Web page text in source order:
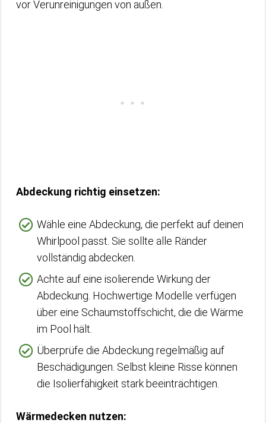
vor Verunreinigungen von außen.
Abdeckung richtig einsetzen:
Wähle eine Abdeckung, die perfekt auf deinen
Whirlpool passt. Sie sollte alle Ränder
vollständig abdecken.
Achte auf eine isolierende Wirkung der
Abdeckung. Hochwertige Modelle verfügen
über eine Schaumstoffschicht, die die Wärme
im Pool hält.
Überprüfe die Abdeckung regelmäßig auf
Beschädigungen. Selbst kleine Risse können
die Isolierfähigkeit stark beeinträchtigen.
Wärmedecken nutzen: